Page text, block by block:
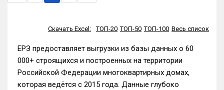
Скачать Excel: ТОП-20 ТОП-50 ТОП-100 Весь список
ЕРЗ предоставляет выгрузки из базы данных о 60
000+ строящихся и построенных на территории
Российской Федерации многоквартирных домах,
которая ведётся с 2015 года. Данные глубоко